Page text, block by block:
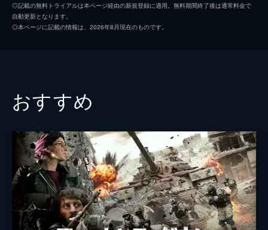
監督 アブデル・ラウフ・ダフリ
脚本 アブデル・ラウフ・ダフリ
音楽 エリック・ヌヴー
製作 マルク・ミソニエ
◎記載の無料トライアルは本ページ経由の新規登録に適用。無料期間終了後は通常料金で
自動更新となります。
◎本ページに記載の情報は、2026年8月現在のものです。
おすすめ